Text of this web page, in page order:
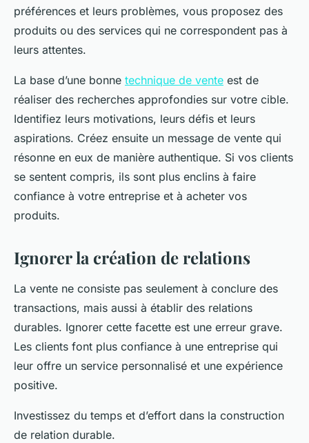
préférences et leurs problèmes, vous proposez des
produits ou des services qui ne correspondent pas à
leurs attentes.
La base d’une bonne technique de vente est de
réaliser des recherches approfondies sur votre cible.
Identifiez leurs motivations, leurs défis et leurs
aspirations. Créez ensuite un message de vente qui
résonne en eux de manière authentique. Si vos clients
se sentent compris, ils sont plus enclins à faire
confiance à votre entreprise et à acheter vos
produits.
Ignorer la création de relations
La vente ne consiste pas seulement à conclure des
transactions, mais aussi à établir des relations
durables. Ignorer cette facette est une erreur grave.
Les clients font plus confiance à une entreprise qui
leur offre un service personnalisé et une expérience
positive.
Investissez du temps et d’effort dans la construction
de relation durable.